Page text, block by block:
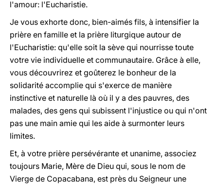
l'amour: l'Eucharistie.
Je vous exhorte donc, bien-aimés fils, à intensifier la
prière en famille et la prière liturgique autour de
l'Eucharistie: qu'elle soit la sève qui nourrisse toute
votre vie individuelle et communautaire. Grâce à elle,
vous découvrirez et goûterez le bonheur de la
solidarité accomplie qui s'exerce de manière
instinctive et naturelle là où il y a des pauvres, des
malades, des gens qui subissent l'injustice ou qui n'ont
pas une main amie qui les aide à surmonter leurs
limites.
Et, à votre prière persévérante et unanime, associez
toujours Marie, Mère de Dieu qui, sous le nom de
Vierge de Copacabana, est près du Seigneur une